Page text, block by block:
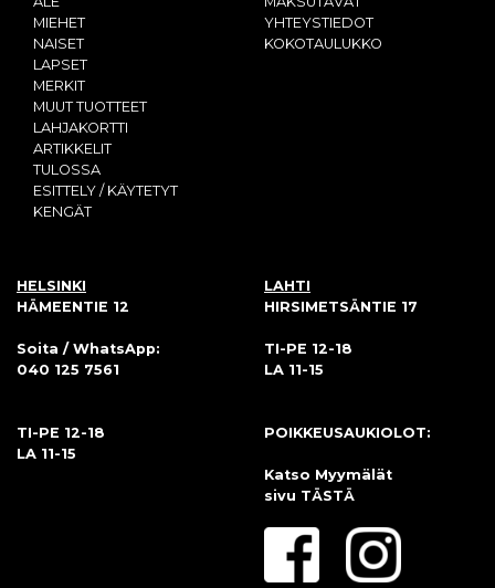
MIEHET
NAISET
LAPSET
MERKIT
MUUT TUOTTEET
LAHJAKORTTI
ARTIKKELIT
TULOSSA
ESITTELY / KÄYTETYT
KENGÄT
YHTEYSTIEDOT
KOKOTAULUKKO
HELSINKI
HÄMEENTIE 12
Soita / WhatsApp:
040 125 7561
TI-PE 12-18
LA 11-15
LAHTI
HIRSIMETSÄNTIE 17
TI-PE 12-18
LA 11-15
POIKKEUSAUKIOLOT:
Katso Myymälät
sivu TÄSTÄ